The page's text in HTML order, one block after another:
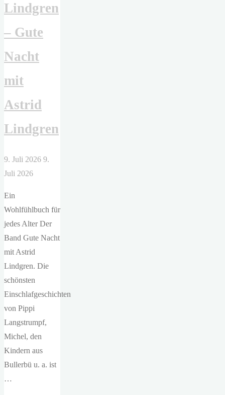
Lindgren
– Gute
Nacht
mit
Astrid
Lindgren
9. Juli 2026 9.
Juli 2026
Ein
Wohlfühlbuch für
jedes Alter Der
Band Gute Nacht
mit Astrid
Lindgren. Die
schönsten
Einschlafgeschichten
von Pippi
Langstrumpf,
Michel, den
Kindern aus
Bullerbü u. a. ist
…